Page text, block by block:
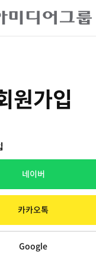
원가입
네이버
카카오톡
Google